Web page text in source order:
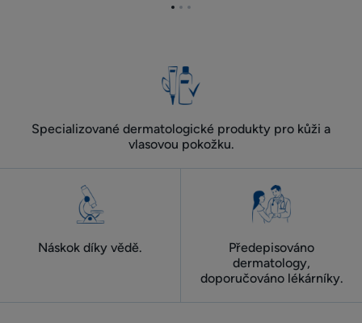
Přejít
Přejít
Přejít
Specializované dermatologické produkty pro kůži a
vlasovou pokožku.
Náskok díky vědě.
Předepisováno
dermatology,
doporučováno lékárníky.